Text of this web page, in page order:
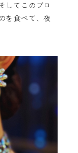
してこのブロ
を食べて、夜